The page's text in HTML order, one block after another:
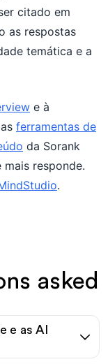
citado em
as respostas
temática e a
e à
ferramentas de
da Sorank
responde.
.
asked
e as AI